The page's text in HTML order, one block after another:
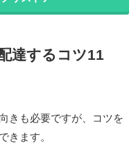
達するコツ11
きも必要ですが、コツを
きます。